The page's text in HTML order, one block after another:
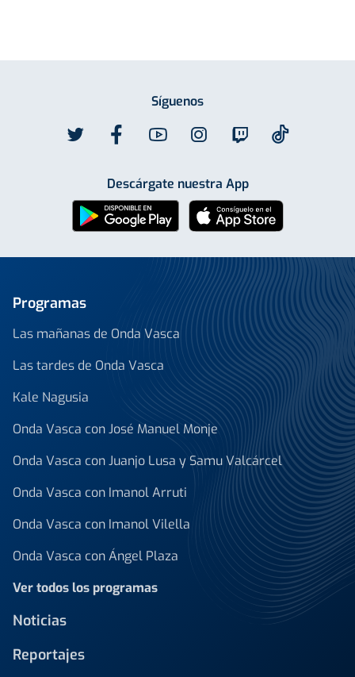
Síguenos
Descárgate nuestra App
Programas
Las mañanas de Onda Vasca
Las tardes de Onda Vasca
Kale Nagusia
Onda Vasca con José Manuel Monje
Onda Vasca con Juanjo Lusa y Samu Valcárcel
Onda Vasca con Imanol Arruti
Onda Vasca con Imanol Vilella
Onda Vasca con Ángel Plaza
Ver todos los programas
Noticias
Reportajes